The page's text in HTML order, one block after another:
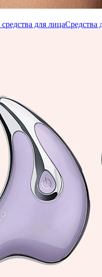
для лицаСредства